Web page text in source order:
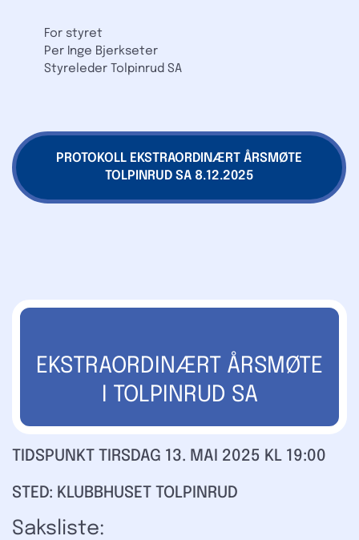
For styret
Per Inge Bjerkseter
Styreleder Tolpinrud SA
PROTOKOLL EKSTRAORDINÆRT ÅRSMØTE
TOLPINRUD SA 8.12.2025
EKSTRAORDINÆRT ÅRSMØTE
I TOLPINRUD SA
TIDSPUNKT TIRSDAG 13. MAI 2025 KL 19:00
STED: KLUBBHUSET TOLPINRUD
Saksliste: